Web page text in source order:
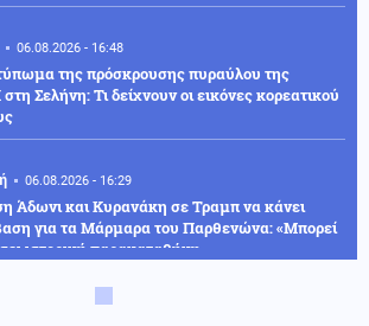
06.08.2026 - 16:48
της πρόσκρουσης πυραύλου της
Σελήνη: Τι δείχνουν οι εικόνες κορεατικού
06.08.2026 - 16:29
Άδωνι και Κυρανάκη σε Τραμπ να κάνει
για τα Μάρμαρα του Παρθενώνα: «Μπορεί
ιστορική παρακαταθήκη»